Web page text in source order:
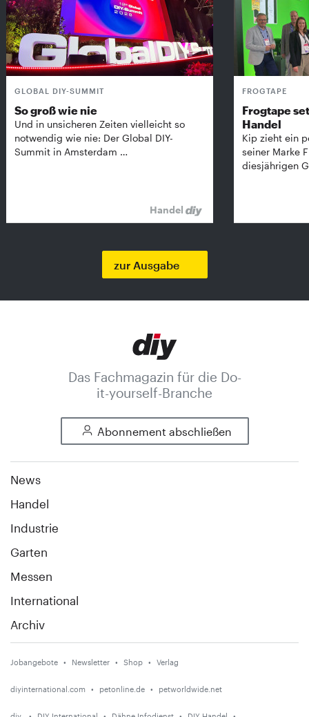
GLOBAL DIY-SUMMIT
So groß wie nie
Und in unsicheren Zeiten vielleicht so
notwendig wie nie: Der Global DIY-
Summit in Amsterdam …
Handel
FROGTAPE
Frogtape
Handel
Kip zieht ein
seiner Marke
diesjährigen
zur Ausgabe
Das Fachmagazin für die Do-
it-yourself-Branche
Abonnement abschließen
News
Handel
Industrie
Garten
Messen
International
Archiv
Jobangebote Newsletter Shop Verlag
diyinternational.com petonline.de petworldwide.net